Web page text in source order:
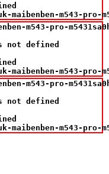
maibenben-m543-
m543-pro-
not defined
maibenben-m543-
m543-pro-
not defined
maibenben-m543-